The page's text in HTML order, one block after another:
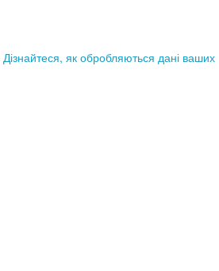
Дізнайтеся, як обробляються дані ваших